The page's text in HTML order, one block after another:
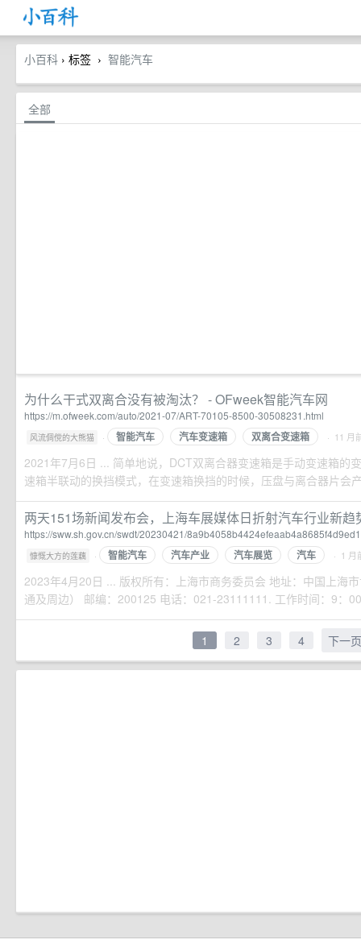
小百科 › 标签 › 智能汽车
全部
为什么干式双离合没有被淘汰？ - OFweek智能汽车网
https://m.ofweek.com/auto/2021-07/ART-70105-8500-30508231.html
风流倜傥的大熊猫 · 智能汽车 汽车变速箱 双离合变速箱 · 11 月
2021年7月6日 ... 简单地说，DCT双离合器变速箱是手动变速箱的
速箱半联动的换挡模式，在变速箱换挡的时候，压盘与离合器片会
两天151场新闻发布会，上海车展媒体日折射汽车行业新趋
https://sww.sh.gov.cn/swdt/20230421/
慷慨大方的莲藕 · 智能汽车 汽车产业 汽车展览 汽车 · 1 月
2023年4月20日 ... 版权所有：上海市商务委员会 地址：中国上海
通及周边） 邮编：200125 电话：021-23111111. 工作时间：9：
1 2 3 4 下一页